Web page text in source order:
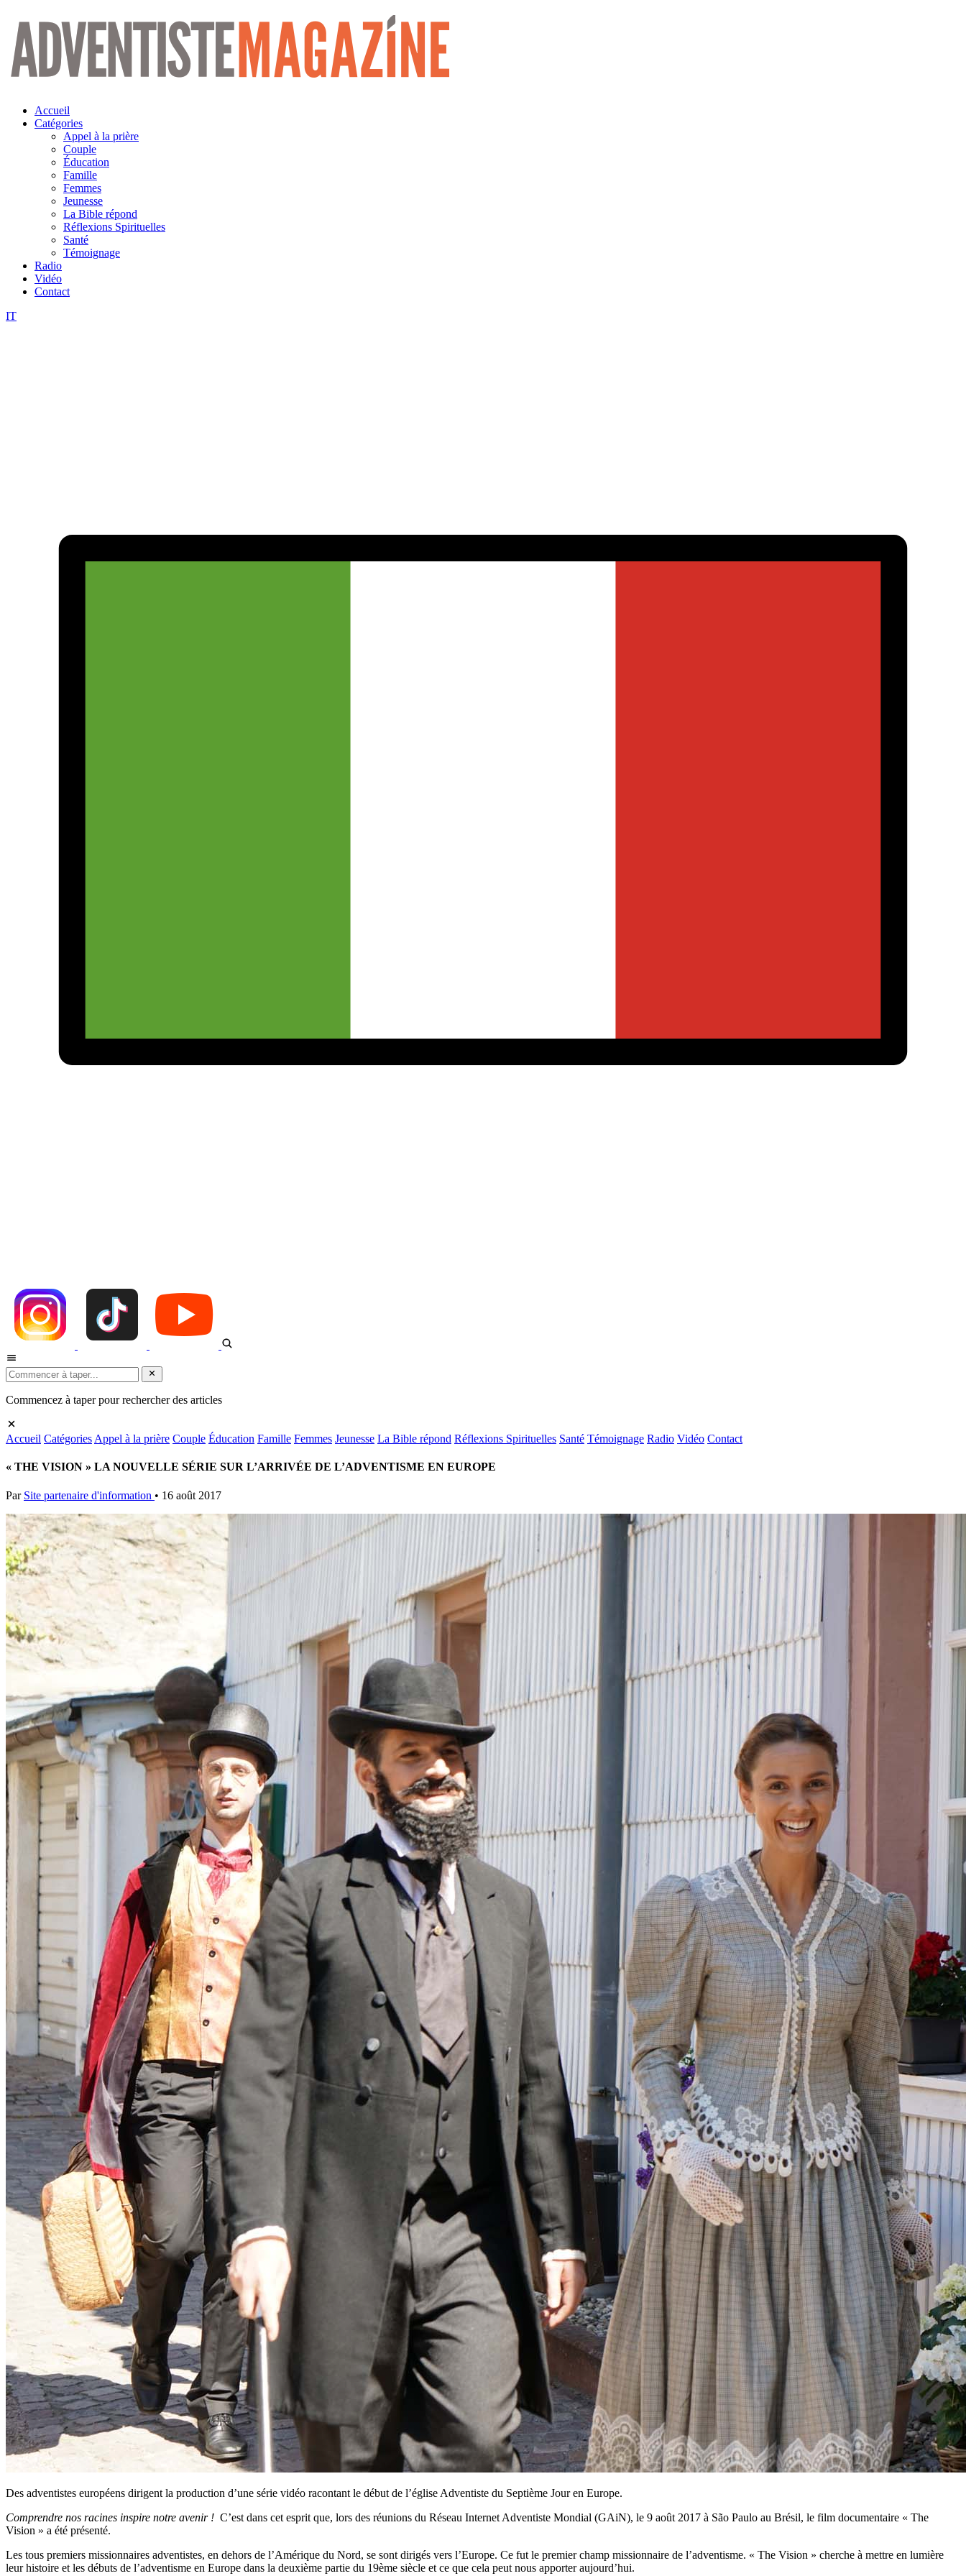
Aller
contenu
Accueil
Catégories
Appel à la prière
Couple
Éducation
Famille
Femmes
Jeunesse
La Bible répond
Réflexions Spirituelles
Santé
Témoignage
Radio
Vidéo
Contact
IT
Commencez à taper pour rechercher des articles
Accueil Catégories Appel à la prière Couple Éducation Famille Femmes Jeunesse La Bible répond Réflexions Spirituelles Santé Témoignage Radio Vidéo Contact
« THE VISION » LA NOUVELLE SÉRIE SUR L’ARRIVÉE DE L’ADVENTISME EN EUROPE
Par Site partenaire d'information • 16 août 2017
Des adventistes européens dirigent la production d’une série vidéo racontant le début de l’église Adventiste du Septième Jour en Europe.
Comprendre nos racines inspire notre avenir ! C’est dans cet esprit que, lors des réunions du Réseau Internet Adventiste Mondial (GAiN), le 9 août 2017 à São Paulo au Brésil, le film documentaire « The
Vision » a été présenté.
Les tous premiers missionnaires adventistes, en dehors de l’Amérique du Nord, se sont dirigés vers l’Europe. Ce fut le premier champ missionnaire de l’adventisme. « The Vision » cherche à mettre en lumière
leur histoire et les débuts de l’adventisme en Europe dans la deuxième partie du 19ème siècle et ce que cela peut nous apporter aujourd’hui.